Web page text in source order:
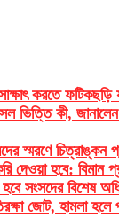
করতে ফটিকছড়ি
ভিত্তি কী,
স্মরণে চিত্রাঙ্কন
দেওয়া হবে: বিমান
হবে সংসদের বিশেষ
জোট, হামলা হলে